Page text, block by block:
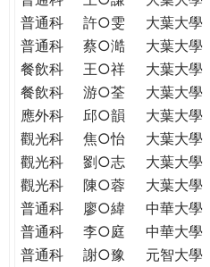
普通科
許○雯 大葉大學
普通科
蔡○澔 大葉大學
餐飲科
王○祥 大葉大學
餐飲科
游○荃 大葉大學
應外科
邱○韻 大葉大學
觀光科
焦○怡 大葉大學
觀光科
劉○志 大葉大學
觀光科
陳○蓉 大葉大學
普通科
廖○緯 中華大學
普通科
李○庭 中華大學
普通科
謝○豫 元智大學